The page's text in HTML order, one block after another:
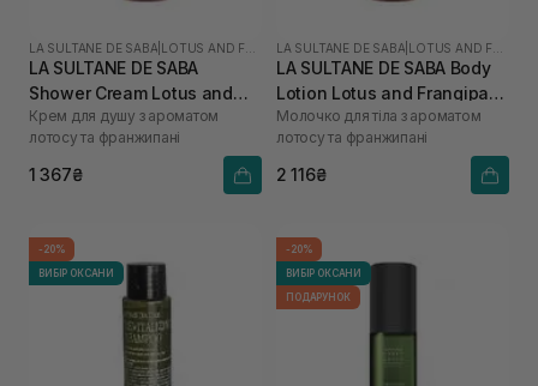
LA SULTANE DE SABA
LA SULTANE DE SABA
Shower Cream Lotus and
Frangipani Flowers 200 мл
Крем для душу з ароматом
лотосу та франжипані
1 367₴
LA SULTANE DE SABA
LA SULTANE DE SABA Body
Lotion Lotus and Frangipani
Flowers 200 мл
Молочко для тіла з ароматом
лотосу та франжипані
2 116₴
-20%
ВИБІР ОКСАНИ
-20%
ВИБІР ОКСАНИ
ПОДАРУНОК